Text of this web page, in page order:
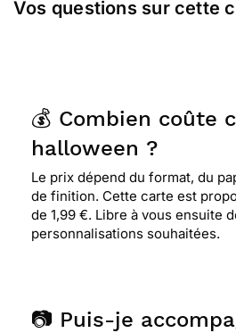
Vos questions sur cette
💰 Combien coûte
halloween ?
Le prix dépend du format, du
de finition. Cette carte est
de 1,99 €. Libre à vous ensuite
personnalisations souhaitées.
📷 Puis-je